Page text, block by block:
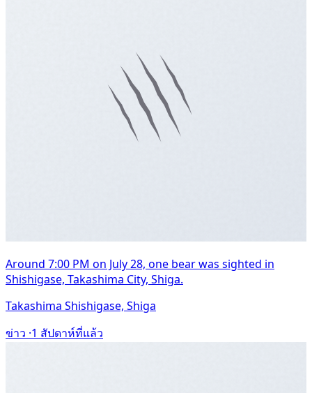
Around 7:00 PM on July 28, one bear was sighted in
Shishigase, Takashima City, Shiga.
Takashima Shishigase, Shiga
ข่าว ·1 สัปดาห์ที่แล้ว